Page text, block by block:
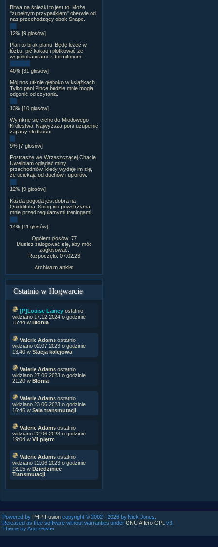
Bitwa na śnieżki to jest to! Może
"zupełnym przypadkiem" oberwie od
nas przechodzący obok Snape.
12% [9 głosów]
Plan to brak planu. Będę leżeć w
łóżku, pić kakao i plotkować ze
współlokatorami z dormitorium.
40% [31 głosów]
Mój nos utknie głęboko w książkach.
Tylko pani Pince będzie mnie mogła
odgonić od czytania.
13% [10 głosów]
Wymknę się cicho do Miodowego
Królestwa. Najwyższa pora uzupełnić
zapasy słodkości.
9% [7 głosów]
Postraszę we Wrzeszczącej Chacie.
Uwielbiam oglądać miny
przechodniów, kiedy wydaje im się,
że uciekają od duchów i upiorów.
12% [9 głosów]
Każda pogoda jest dobra na
Quidditcha. Śnieg nie powstrzyma
mnie przed regularnymi treningami.
14% [11 głosów]
Ogółem głosów: 77
Musisz zalogować się, aby móc
zagłosować.
Rozpoczęto: 07.02.23
Archiwum ankiet
Ostatnio w Hogwarcie
[P]Louise Lainey ostatnio
widziano 17.12.2024 o godzinie
15:44 w Błonia
Valerie Adams ostatnio
widziano 02.07.2023 o godzinie
13:40 w Stacja kolejowa
Valerie Adams ostatnio
widziano 27.06.2023 o godzinie
21:20 w Błonia
Valerie Adams ostatnio
widziano 23.06.2023 o godzinie
16:46 w Sala transmutacji
Valerie Adams ostatnio
widziano 22.06.2023 o godzinie
19:04 w VII piętro
Valerie Adams ostatnio
widziano 12.06.2023 o godzinie
18:15 w Dziedziniec
Transmutacji
Powered by PHP-Fusion copyright © 2002 - 2026 by Nick Jones.
Released as free software without warranties under GNU Affero GPL
v3.
Theme by Andrzejster